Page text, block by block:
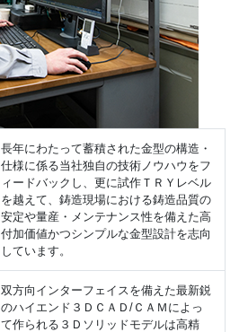
長年にわたって蓄積された金型の構造・
仕様に係る当社独自の技術ノウハウをフ
ィードバックし、更に試作ＴＲＹレベル
を越えて、鋳造現場における鋳造品質の
安定や量産・メンテナンス性を備えた高
付加価値かつシンプルな金型設計を志向
しています。
双方向インターフェイスを備えた最新鋭
のハイエンド３ＤＣＡＤ/ＣＡＭによっ
て作られる３Ｄソリッドモデルは高精